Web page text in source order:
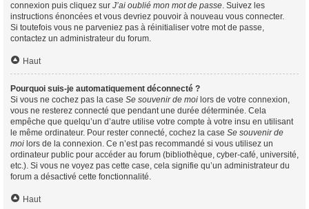
connexion puis cliquez sur J’ai oublié mon mot de passe. Suivez les
instructions énoncées et vous devriez pouvoir à nouveau vous connecter.
Si toutefois vous ne parveniez pas à réinitialiser votre mot de passe,
contactez un administrateur du forum.
Haut
Pourquoi suis-je automatiquement déconnecté ?
Si vous ne cochez pas la case Se souvenir de moi lors de votre connexion,
vous ne resterez connecté que pendant une durée déterminée. Cela
empêche que quelqu’un d’autre utilise votre compte à votre insu en utilisant
le même ordinateur. Pour rester connecté, cochez la case Se souvenir de
moi lors de la connexion. Ce n’est pas recommandé si vous utilisez un
ordinateur public pour accéder au forum (bibliothèque, cyber-café, université,
etc.). Si vous ne voyez pas cette case, cela signifie qu’un administrateur du
forum a désactivé cette fonctionnalité.
Haut